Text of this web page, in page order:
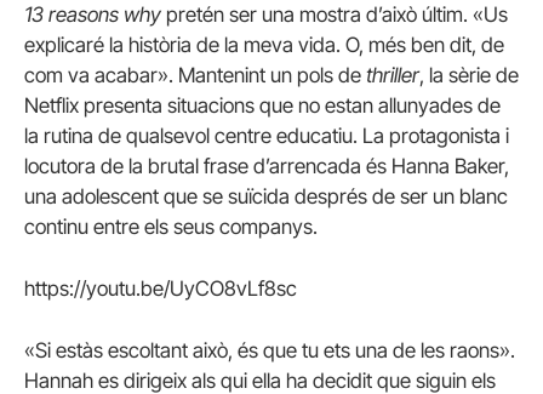
13 reasons why pretén ser una mostra d’això últim. «Us
explicaré la història de la meva vida. O, més ben dit, de
com va acabar». Mantenint un pols de thriller, la sèrie de
Netflix presenta situacions que no estan allunyades de
la rutina de qualsevol centre educatiu. La protagonista i
locutora de la brutal frase d’arrencada és Hanna Baker,
una adolescent que se suïcida després de ser un blanc
continu entre els seus companys.
https://youtu.be/UyCO8vLf8sc
«Si estàs escoltant això, és que tu ets una de les raons».
Hannah es dirigeix als qui ella ha decidit que siguin els